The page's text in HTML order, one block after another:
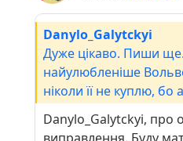
Danylo_Galytckyi
Дуже цікаво. Пиши
найулюбленіше
ніколи її не куплю, бо
не транспорт, а хобі,
фінанси.Не
Danylo_Galytckyi, про
виправлення. Буду